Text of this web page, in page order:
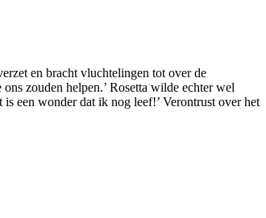
en bracht vluchtelingen tot over de
zouden helpen.’ Rosetta wilde echter wel
een wonder dat ik nog leef!’ Verontrust over het